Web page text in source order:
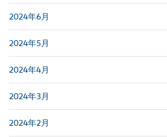
2024年6月
2024年5月
2024年4月
2024年3月
2024年2月